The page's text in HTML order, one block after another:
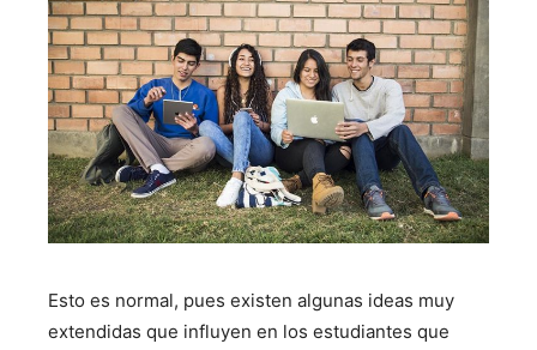
Esto es normal, pues existen algunas ideas muy
extendidas que influyen en los estudiantes que